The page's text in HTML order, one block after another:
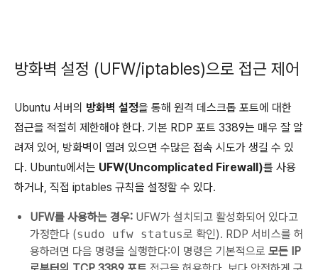
방화벽 설정 (UFW/iptables)으로 접근 제어
Ubuntu 서버의 방화벽 설정을 통해 원격 데스크톱 포트에 대한
접근을 적절히 제한해야 한다. 기본 RDP 포트 3389는 매우 잘 알
려져 있어, 방화벽이 열려 있으면 수많은 접속 시도가 생길 수 있
다. Ubuntu에서는 UFW(Uncomplicated Firewall)를 사용
하거나, 직접 iptables 규칙을 설정할 수 있다.
UFW를 사용하는 경우: UFW가 설치되고 활성화되어 있다고
가정한다 (sudo ufw status로 확인). RDP 서비스를 허
용하려면 다음 명령을 실행한다:이 명령은 기본적으로 모든 IP